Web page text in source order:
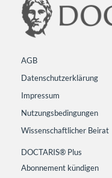
AGB
Datenschutzerklärung
Impressum
Nutzungsbedingungen
Wissenschaftlicher Beirat
DOCTARIS® Plus
Abonnement kündigen